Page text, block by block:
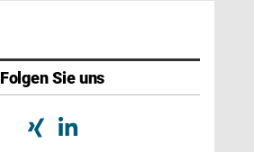
Folgen Sie uns